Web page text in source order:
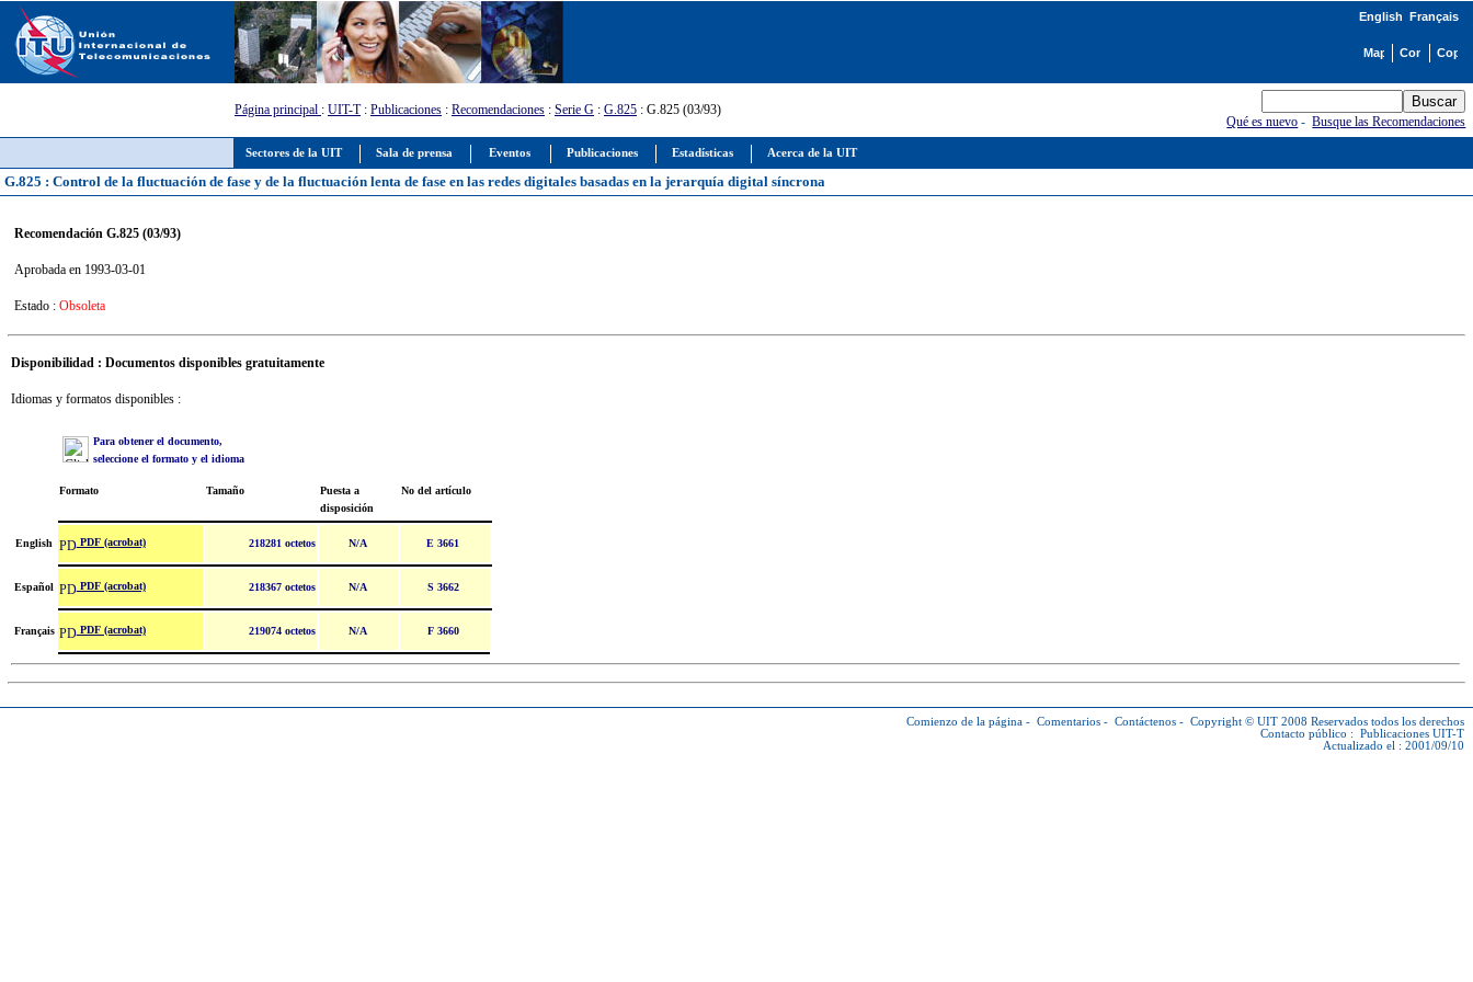
Sectores de la UIT Sala de prensa Eventos Publicaciones Estadísticas Acerca de la UIT
English Français
Página principal : UIT-T: Publicaciones : Recomendaciones : Serie G : G.825 : G.825 (03/93)
Qué es nuevo -Busque las Recomendaciones
G.825 : Control de la fluctuación de fase y de la fluctuación lenta de fase en las redes digitales basadas en la jerarquía digital síncrona
Recomendación G.825 (03/93)
Aprobada en 1993-03-01
Estado : Obsoleta
Disponibilidad : Documentos disponibles gratuitamente
Idiomas y formatos disponibles :
Para obtener el documento,
seleccione el formato y el idioma
Formato Tamaño
Puesta a
disposición
No del artículo
English PDF (acrobat) 218281 octetos N/A E 3661
Español PDF (acrobat) 218367 octetos N/A S 3662
Français PDF (acrobat) 219074 octetos N/A F 3660
Comienzo de la página - Comentarios - Contáctenos - Copyright © UIT 2008 Reservados todos los derechos
Contacto público : Publicaciones UIT-T
Actualizado el : 2001/09/10